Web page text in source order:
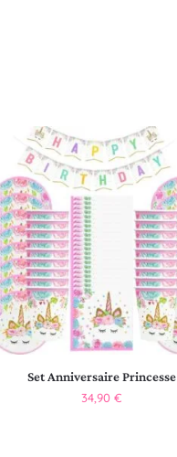
Set Anniversaire Princesse
34,90 €